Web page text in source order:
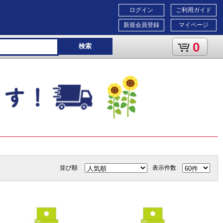
ご利用ガイド
マイページ
ログイン
新規会員登録
検索 0
並び順 表示件数